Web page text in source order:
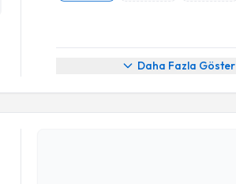
Daha Fazla Göster
Randevu Takvimi Talebi
Dt. Selim Özsan